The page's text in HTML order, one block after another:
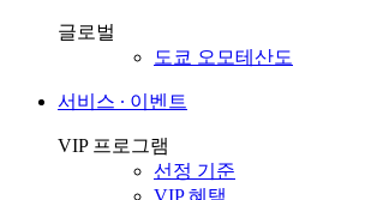
글로벌
도쿄 오모테산도
서비스 ∙ 이벤트
VIP 프로그램
선정 기준